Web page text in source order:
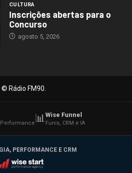
CULTURA
Inscrições abertas para o
Concurso
agosto 5, 2026
© Rádio FM90.
📊Wise Funnel
Funis, CRM e IA
PERFORMANCE E CRM
Start